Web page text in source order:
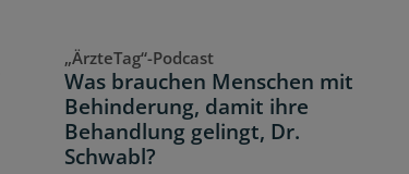
„ÄrzteTag“-Podcast
Was brauchen Menschen mit
Behinderung, damit ihre
Behandlung gelingt, Dr.
Schwabl?